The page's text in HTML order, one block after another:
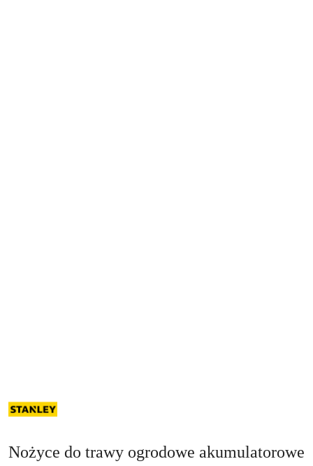
PRODUCENTA:
STANLEY
Nożyce do trawy ogrodowe akumulatorowe